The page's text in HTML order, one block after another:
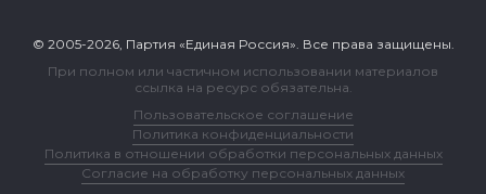
© 2005-2026, Партия «Единая Россия». Все права защищены.
При полном или частичном использовании материалов
ссылка на ресурс обязательна.
Пользовательское соглашение
Политика конфиденциальности
Политика в отношении обработки персональных данных
Согласие на обработку персональных данных